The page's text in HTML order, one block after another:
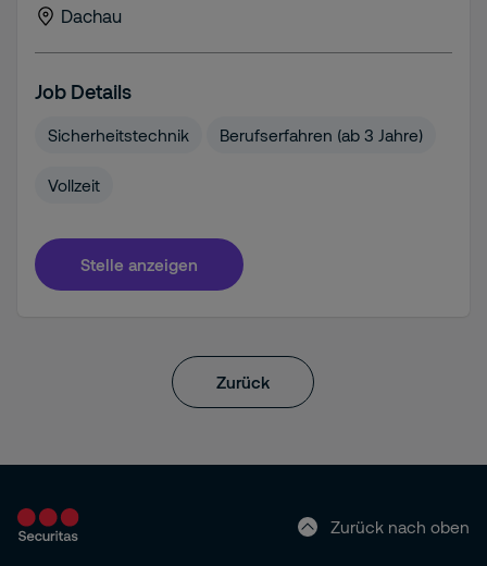
Dachau
Job Details
Sicherheitstechnik Berufserfahren (ab 3 Jahre)
Vollzeit
Stelle anzeigen
Zurück
Zurück nach oben